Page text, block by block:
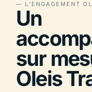
— L’ENGAGEMENT
Un
sur
Oleis